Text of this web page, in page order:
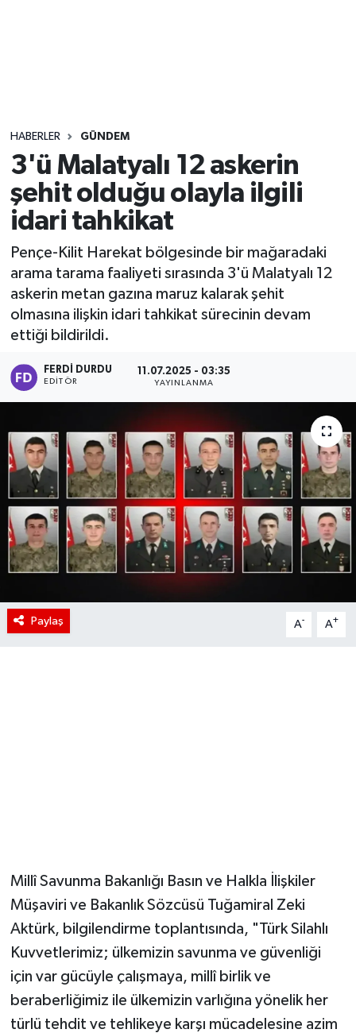
HABERLER GÜNDEM
3'ü Malatyalı 12 askerin
şehit olduğu olayla ilgili
idari tahkikat
Pençe-Kilit Harekat bölgesinde bir mağaradaki
arama tarama faaliyeti sırasında 3'ü Malatyalı 12
askerin metan gazına maruz kalarak şehit
olmasına ilişkin idari tahkikat sürecinin devam
ettiği bildirildi.
FERDI DURDU
EDITÖR
11.07.2025 - 03:35
YAYINLANMA
Paylaş A- A+
Millî Savunma Bakanlığı Basın ve Halkla İlişkiler
Müşaviri ve Bakanlık Sözcüsü Tuğamiral Zeki
Aktürk, bilgilendirme toplantısında, "Türk Silahlı
Kuvvetlerimiz; ülkemizin savunma ve güvenliği
için var gücüyle çalışmaya, millî birlik ve
beraberliğimiz ile ülkemizin varlığına yönelik her
türlü tehdit ve tehlikeye karşı mücadelesine azim
Yaşam